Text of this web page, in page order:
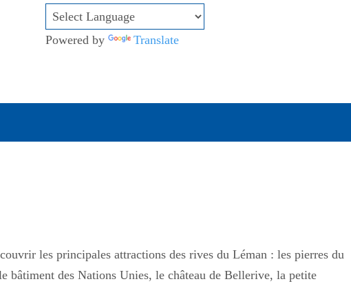
Powered by Translate
les principales attractions des rives du Léman : les pierres du
des Nations Unies, le château de Bellerive, la petite